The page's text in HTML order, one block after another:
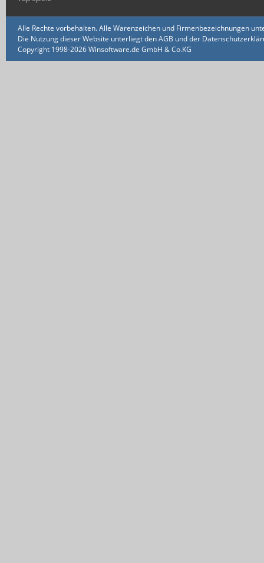
Alle Rechte vorbehalten. Alle Warenzeichen und Firmenbezeichnungen
Die Nutzung dieser Website unterliegt den AGB und der
Copyright 1998-2026 Winsoftware.de GmbH & Co.KG